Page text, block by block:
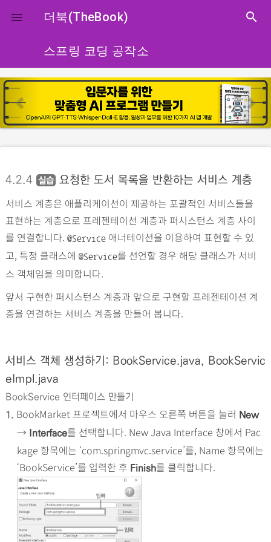
close
 더북(TheBook) search
스프링 코딩 공작소
p
r
e
u
s
n
e
x
4.2.4 실습 요청한 도서 목록을 반환하는 서비스 계층
서비스 계층은 애플리케이션이 제공하는 포괄적인 서비스들을
표현하는 계층으로 프레젠테이션 계층과 퍼시스턴스 계층 사이
를 연결합니다. @Service애너테이션을 이용하여 표현할 수 있
고, 특정 클래스에 @Service를 선언할 경우 해당 클래스가 서비
스 객체임을 의미합니다.
앞서 구현한 퍼시스턴스 계층과 앞으로 구현할 프레젠테이션 계
층을 연결하는 서비스 계층을 만들어 봅니다.
서비스 객체 생성하기: BookService.java, BookServic
eImpl.java
BookService 인터페이스 만들기
1. BookMarket 프로젝트에서 마우스 오른쪽 버튼을 눌러 New
→ Interface를 선택합니다. New Java Interface 창에서 Pac
kage 항목에는 ‘com.springmvc.service’를, Name 항목에는
‘BookService’를 입력한 후 Finish를 클릭합니다.